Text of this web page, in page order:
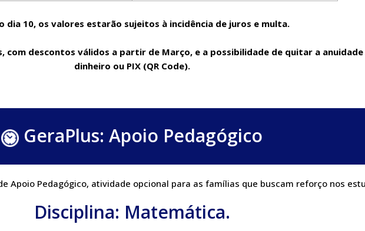
dia 10, os valores estarão sujeitos à incidência de juros e multa.
com descontos válidos a partir de Março, e a possibilidade de quitar a
dinheiro ou PIX (QR Code).
GeraPlus: Apoio Pedagógico
Apoio Pedagógico, atividade opcional para as famílias que buscam reforço nos
Disciplina: Matemática.